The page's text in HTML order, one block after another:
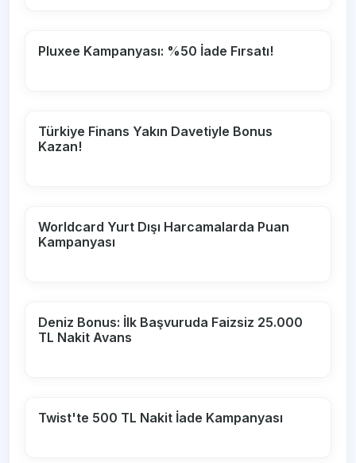
Pluxee Kampanyası: %50 İade Fırsatı!
Türkiye Finans Yakın Davetiyle Bonus
Kazan!
Worldcard Yurt Dışı Harcamalarda Puan
Kampanyası
Deniz Bonus: İlk Başvuruda Faizsiz 25.000
TL Nakit Avans
Twist'te 500 TL Nakit İade Kampanyası